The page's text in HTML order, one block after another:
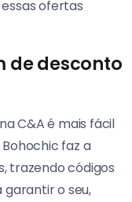
ofertas
de desconto
C&A é mais fácil
faz a
trazendo códigos
garantir o seu,